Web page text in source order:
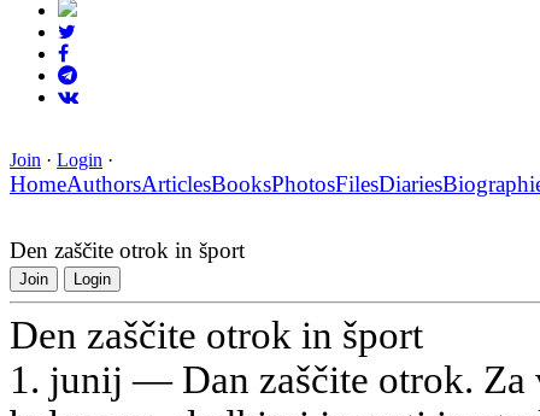
Join · Login ·
HomeAuthorsArticlesBooksPhotosFilesDiaries
Den zaščite otrok in šport
Join Login
Den zaščite otrok in šport
1. junij — Dan zaščite otrok. Za